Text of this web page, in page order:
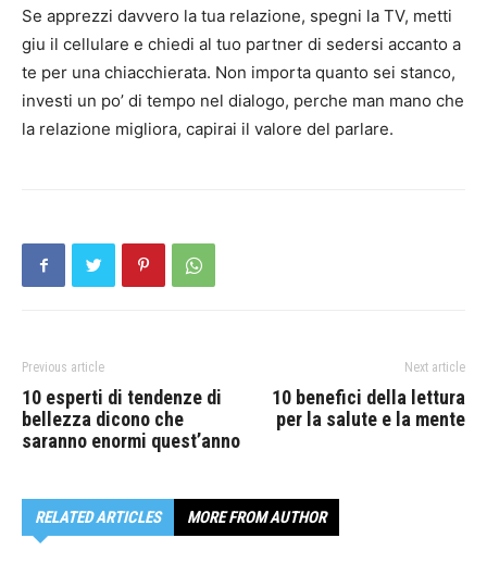
Se apprezzi davvero la tua relazione, spegni la TV, metti
giu il cellulare e chiedi al tuo partner di sedersi accanto a
te per una chiacchierata. Non importa quanto sei stanco,
investi un po’ di tempo nel dialogo, perche man mano che
la relazione migliora, capirai il valore del parlare.
Previous article
10 esperti di tendenze di
bellezza dicono che
saranno enormi quest’anno
Next article
10 benefici della lettura
per la salute e la mente
RELATED ARTICLES MORE FROM AUTHOR